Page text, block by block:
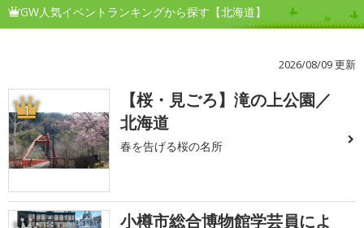
GW人気イベントランキングから探す【北海道】
2026/08/09 更新
1
【桜・見ごろ】滝の上公園／
北海道
春を告げる桜の名所
小樽市総合博物館学芸員によ